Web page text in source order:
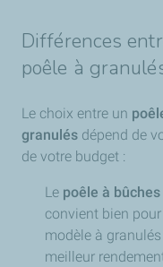
Différences
poêle à
Le choix entre un
granulés dépend de
de votre budget :
Le poêle à bûches
convient bien
modèle à
meilleur